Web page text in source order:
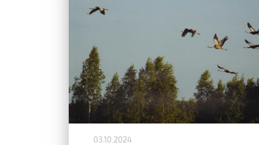
03.10.2024